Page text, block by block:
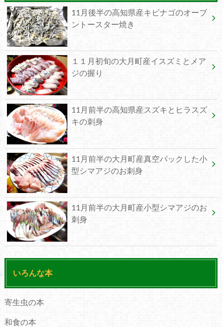
11月後半の高知県産キビナゴのオーブ
ントースター焼き
１１月初旬の大月町産イスズミとメア
ジの握り
11月前半の高知県産スズキとヒラスズ
キの刺身
11月前半の大月町産真空パックした小
型シマアジのお刺身
11月前半の大月町産小型シマアジのお
刺身
いろんな本
寄生虫の本
和食の本